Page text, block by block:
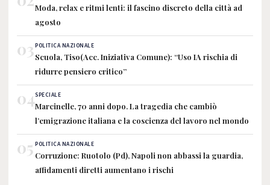
Moda, relax e ritmi lenti: il fascino discreto della città ad
agosto
03POLITICA NAZIONALE
Scuola, Tiso(Acc. Iniziativa Comune): “Uso IA rischia di
ridurre pensiero critico”
04SPECIALE
Marcinelle, 70 anni dopo. La tragedia che cambiò
l’emigrazione italiana e la coscienza del lavoro nel mondo
05 POLITICA NAZIONALE
Corruzione: Ruotolo (Pd), Napoli non abbassi la guardia,
affidamenti diretti aumentano i rischi